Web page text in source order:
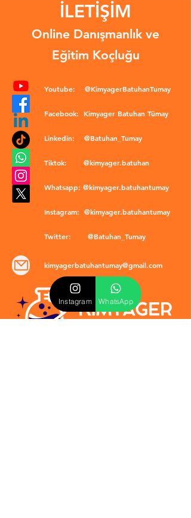
İLETİŞİM
Online Danışmanlık ve
Eğitim Koçluğu
Youtube: @KimyagerBatuhanTumay
Facebook: Kimyager Batuhan Tümay
Linkedin: @Batuhan_Tumay
Tiktok: @kimyager.batuhan
Whatsapp: @kimyager.batuhantumay
Instagram: @kimyager.batuhantumay
Twitter: @Batuhan_Tumay
kimyagerbatuhantumay@gmail.com
Instagram WhatsApp